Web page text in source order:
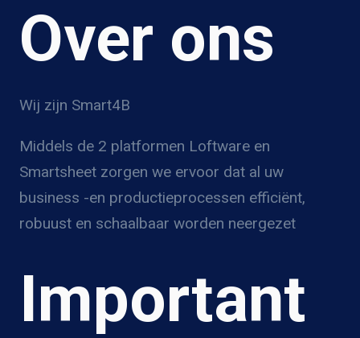
Over ons
Wij zijn Smart4B
Middels de 2 platformen Loftware en
Smartsheet zorgen we ervoor dat al uw
business -en productieprocessen efficiënt,
robuust en schaalbaar worden neergezet
Important